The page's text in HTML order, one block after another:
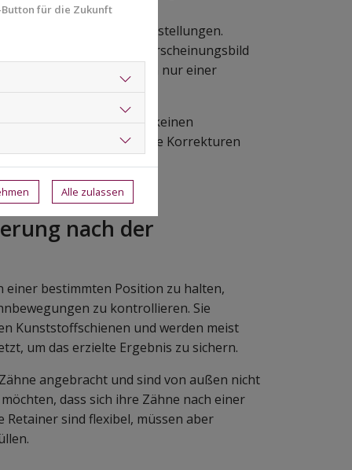
für kleinere
oder minimale Fehlstellungen.
Material kann das Erscheinungsbild
und kann oft in nur einer
da sie keinen
eher für kleine ästhetische Korrekturen
nach der
einer bestimmten Position zu halten,
zu kontrollieren. Sie
Kunststoffschienen und werden meist
um das erzielte Ergebnis zu sichern.
angebracht und sind von außen nicht
dass sich ihre Zähne nach einer
sind flexibel, müssen aber
für die Zukunft
Alle zulassen